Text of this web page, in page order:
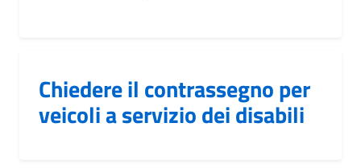
Chiedere il contrassegno per
veicoli a servizio dei disabili